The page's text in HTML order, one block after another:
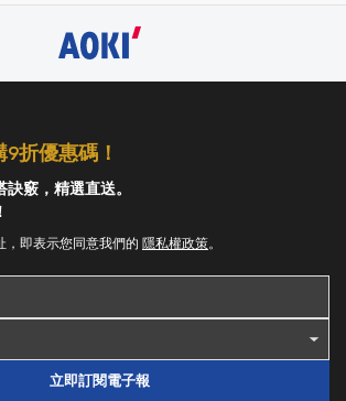
折優惠碼！
竅，精選直送。
，即表示您同意我們的 隱私權政策。
立即訂閱電子報